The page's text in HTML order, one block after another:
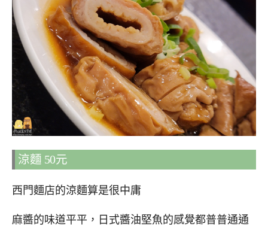
涼麵 50元
西門麵店的涼麵算是很中庸
麻醬的味道平平，日式醬油堅魚的感覺都普普通通